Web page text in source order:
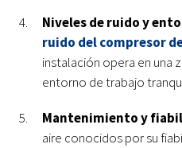
Niveles de ruido y
ruido del compresor
instalación opera en una
entorno de trabajo
Mantenimiento y
aire conocidos por su